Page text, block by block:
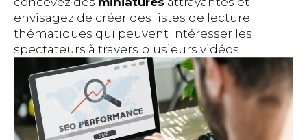
envisagez de créer des listes de lecture
thématiques qui peuvent intéresser les
spectateurs à travers plusieurs vidéos.